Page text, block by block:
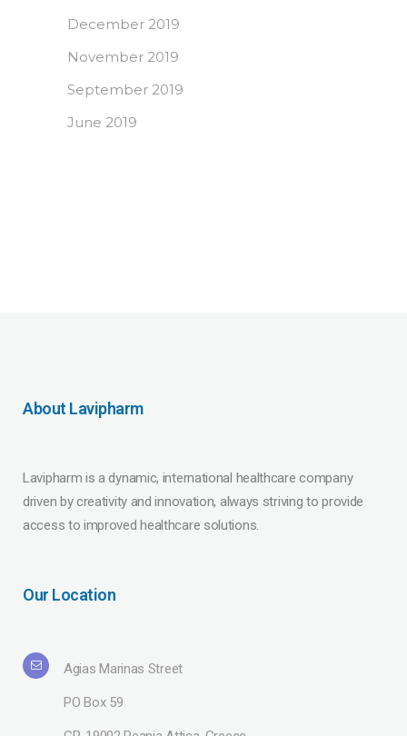
December 2019
November 2019
September 2019
June 2019
About Lavipharm
Lavipharm is a dynamic, international healthcare company
driven by creativity and innovation, always striving to provide
access to improved healthcare solutions.
Our Location
Agias Marinas Street
PO Box 59